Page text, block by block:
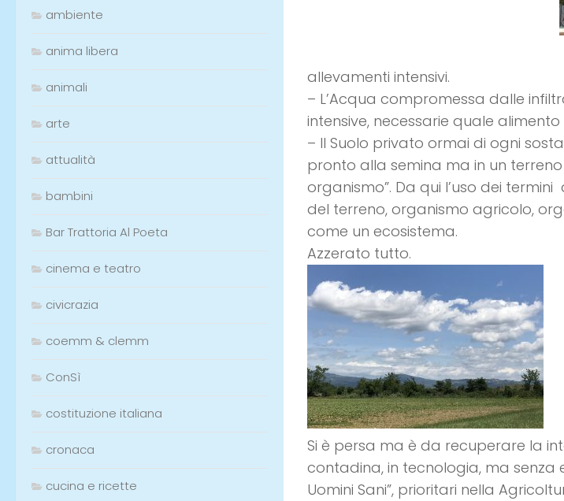
allevamenti intensivi.
– L’Acqua compromessa dalle
intensive, necessarie quale
– Il Suolo privato ormai di ogni
pronto alla semina ma in un
organismo”. Da qui l’uso dei
del terreno, organismo agricolo,
come un ecosistema.
Azzerato tutto.
Si è persa ma è da recuperare la
contadina, in tecnologia, ma senza
Uomini Sani”, prioritari nella
ambiente
anima libera
animali
arte
attualità
bambini
Bar Trattoria Al Poeta
cinema e teatro
civicrazia
coemm & clemm
ConSì
costituzione italiana
cronaca
cucina e ricette